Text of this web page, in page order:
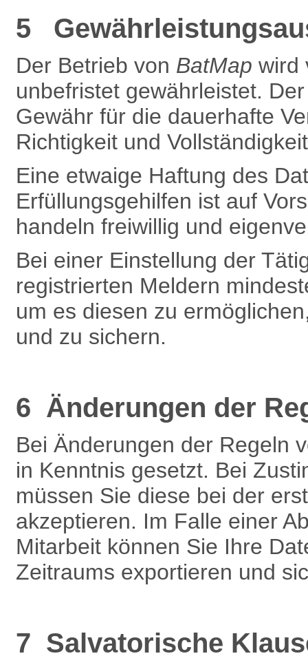
5
Der Betrieb von BatMap wird
unbefristet gewährleistet.
Gewähr für die dauerhafte
Richtigkeit und
Eine etwaige Haftung des
Erfüllungsgehilfen ist auf
handeln freiwillig und
Bei einer Einstellung der
registrierten Meldern
um es diesen zu
und zu sichern.
6 Änderungen der
Bei Änderungen der Regeln
in Kenntnis gesetzt. Bei
müssen Sie diese bei der
akzeptieren. Im Falle einer
Mitarbeit können Sie Ihre
Zeitraums exportieren und
7 Salvatorische